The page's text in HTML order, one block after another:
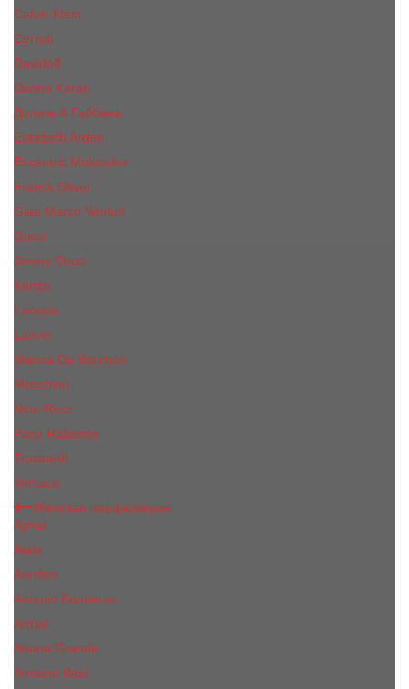
Calvin Klein
Cerruti
Davidoff
Donna Karan
Дольче & Габбана
Elizabeth Arden
Escentric Molecules
Franck Oliver
Gian Marco Venturi
Gucci
Jimmy Choo
Kenzo
Lacoste
Lanvin
Marina De Bourbon
Moschino
Nina Ricci
Paco Rabanne
Trussardi
Versace
Женская парфюмерия
Ajmal
Alaia
Annifen
Antonio Banderas
Armaf
Ariana Grande
Armand Basi